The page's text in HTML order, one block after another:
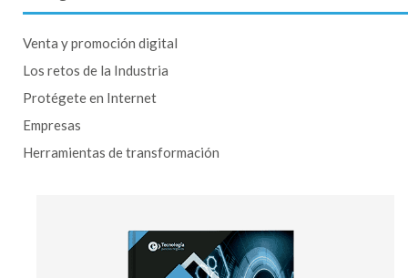
Venta y promoción digital
Los retos de la Industria
Protégete en Internet
Empresas
Herramientas de transformación